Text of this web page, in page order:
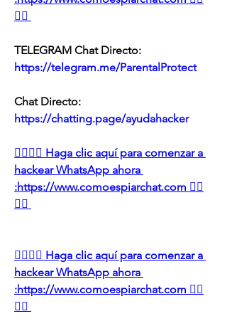
👈🏻
TELEGRAM Chat Directo:
https://telegram.me/ParentalProtect
Chat Directo:
https://chatting.page/ayudahacker
👉🏻👉🏻 Haga clic aquí para comenzar a
hackear WhatsApp ahora
:https://www.comoespiarchat.com 👈🏻
👈🏻
👉🏻👉🏻 Haga clic aquí para comenzar a
hackear WhatsApp ahora
:https://www.comoespiarchat.com 👈🏻
👈🏻